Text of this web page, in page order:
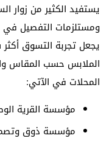
يستفيد الكثير من زوار
ومستلزمات التفصيل في
يجعل تجربة التسوق
الملابس حسب المقاس
المحلات في الآتي:
مؤسسة القرية
مؤسسة ذوق